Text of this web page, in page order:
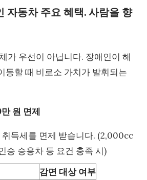
자동차 주요 혜택. 사람을 향
가 우선이 아닙니다. 장애인이 해
동할 때 비로소 가치가 발휘되는
원 면제
취득세를 면제 받습니다. (2,000cc
승 승용차 등 요건 충족 시)
감면 대상 여부